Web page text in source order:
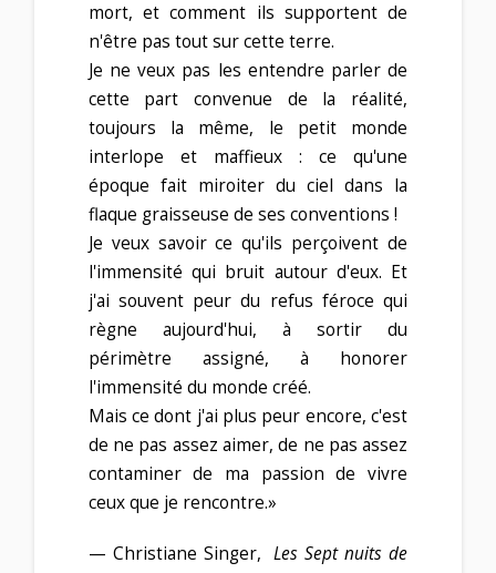
mort, et comment ils supportent de
n'être pas tout sur cette terre.
Je ne veux pas les entendre parler de
cette part convenue de la réalité,
toujours la même, le petit monde
interlope et maffieux : ce qu'une
époque fait miroiter du ciel dans la
flaque graisseuse de ses conventions !
Je veux savoir ce qu'ils perçoivent de
l'immensité qui bruit autour d'eux. Et
j'ai souvent peur du refus féroce qui
règne aujourd'hui, à sortir du
périmètre assigné, à honorer
l'immensité du monde créé.
Mais ce dont j'ai plus peur encore, c'est
de ne pas assez aimer, de ne pas assez
contaminer de ma passion de vivre
ceux que je rencontre.»
— Christiane Singer,Les Sept nuits de